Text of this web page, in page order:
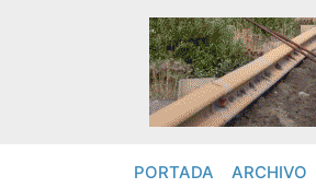
PORTADA ARCHIVO